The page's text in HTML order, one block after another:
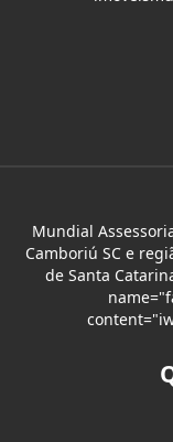
Mundial
Camboriú SC e
de Santa